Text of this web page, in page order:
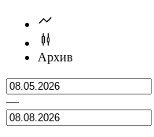
Архив
—